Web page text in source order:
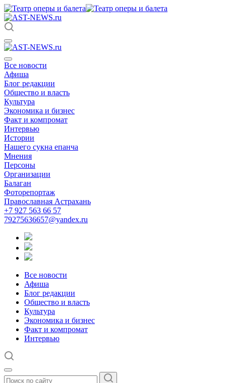
Все новости
Афиша
Блог редакции
Общество и власть
Культура
Экономика и бизнес
Факт и компромат
Интервью
Истории
Нашего сукна епанча
Мнения
Персоны
Организации
Балаган
Фоторепортаж
Православная Астрахань
+7 927 563 66 57
79275636657@yandex.ru
Все новости
Афиша
Блог редакции
Общество и власть
Культура
Экономика и бизнес
Факт и компромат
Интервью